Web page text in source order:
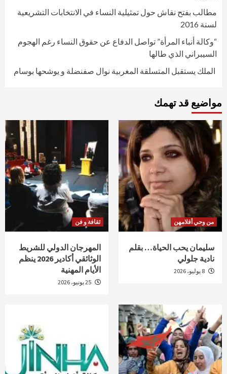
مطالب بفتح نقاش حول تمثيلية النساء في الانتخابات التشريعية
لسنة 2016
“وكالة أنباء المرأة” تواصل الدفاع عن حقوق النساء رغم الهجوم
السيبراني الذي طالها
الملك يستقبل المتسلقة المغربية نوال صفنضلة و يوشحها بوسام
مواضيع قد تهمك
من وحي أقلامهن
سليمان يحب الحياة… بقلم
نادية جلولي
ثقافة و فن
المهرجان الدولي للشريط
الوثائقي أكادير 2026 ينظم
الأيام المهنية